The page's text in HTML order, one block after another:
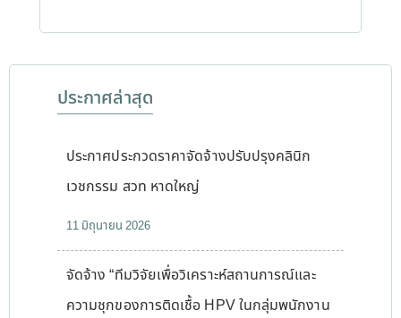
ประกาศล่าสุด
ประกาศประกวดราคาจัดจ้างปรับปรุงคลินิก
เวชกรรม สวท หาดใหญ่
11 มิถุนายน 2026
จัดจ้าง “ทีมวิจัยเพื่อวิเคราะห์สถานการณ์และ
ความชุกของการติดเชื้อ HPV ในกลุ่มพนักงาน